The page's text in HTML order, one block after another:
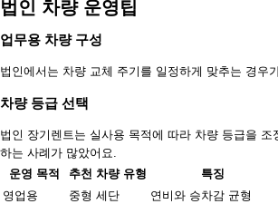
법인 차량 운영팁
업무용 차량 구성
법인에서는 차량 교체 주기를 일정하게 맞추는 경
차량 등급 선택
법인 장기렌트는 실사용 목적에 따라 차량 등급을
하는 사례가 많았어요.
운영 목적
추천 차량 유형
특징
영업용
중형 세단
연비와 승차감 균형